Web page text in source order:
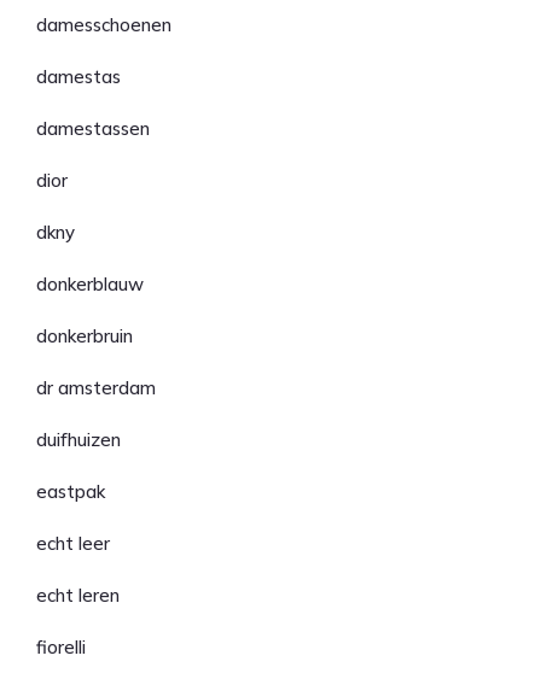
damesschoenen
damestas
damestassen
dior
dkny
donkerblauw
donkerbruin
dr amsterdam
duifhuizen
eastpak
echt leer
echt leren
fiorelli